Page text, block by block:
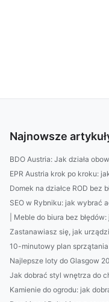
Najnowsze
BDO Austria: Jak działa
EPR Austria krok po kroku:
Domek na działce ROD bez
SEO w Rybniku: jak wybrać
| Meble do biura bez
Zastanawiasz się, jak
10-minutowy plan
Najlepsze loty do Glasgow
Jak dobrać styl wnętrza do
Kamienie do ogrodu: jak